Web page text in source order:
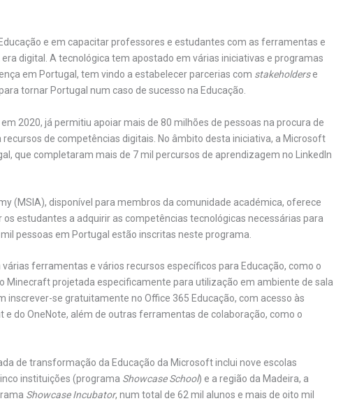
e em capacitar professores e estudantes com as ferramentas e
digital. A tecnológica tem apostado em várias iniciativas e programas
em Portugal, tem vindo a estabelecer parcerias com stakeholderse
tornar Portugal num caso de sucesso na Educação.
2020, já permitiu apoiar mais de 80 milhões de pessoas na procura de
de competências digitais. No âmbito desta iniciativa, a Microsoft
que completaram mais de 7 mil percursos de aprendizagem no LinkedIn
(MSIA), disponível para membros da comunidade académica, oferece
estudantes a adquirir as competências tecnológicas necessárias para
pessoas em Portugal estão inscritas neste programa.
ferramentas e vários recursos específicos para Educação, como o
Minecraft projetada especificamente para utilização em ambiente de sala
inscrever-se gratuitamente no Office 365 Educação, com acesso às
e do OneNote, além de outras ferramentas de colaboração, como o
de transformação da Educação da Microsoft inclui nove escolas
instituições (programa Showcase School) e a região da Madeira, a
Showcase Incubator, num total de 62 mil alunos e mais de oito mil